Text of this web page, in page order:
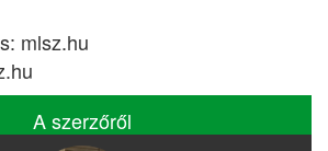
mlsz.hu
A szerzőről